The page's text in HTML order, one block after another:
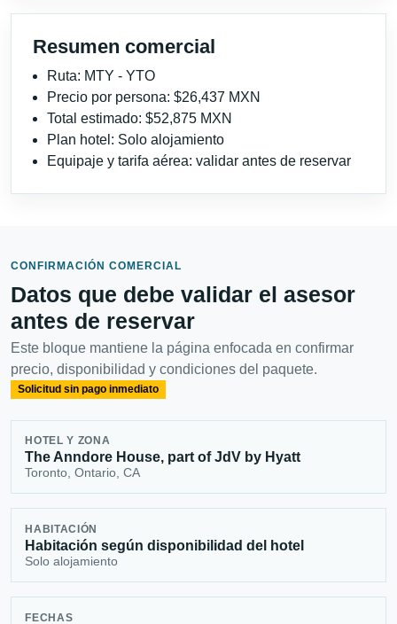
Resumen comercial
Ruta: MTY - YTO
Precio por persona: $26,437 MXN
Total estimado: $52,875 MXN
Plan hotel: Solo alojamiento
Equipaje y tarifa aérea: validar antes de reservar
CONFIRMACIÓN COMERCIAL
Datos que debe validar el asesor
antes de reservar
Este bloque mantiene la página enfocada en confirmar
precio, disponibilidad y condiciones del paquete.
Solicitud sin pago inmediato
HOTEL Y ZONA
The Anndore House, part of JdV by Hyatt
Toronto, Ontario, CA
HABITACIÓN
Habitación según disponibilidad del hotel
Solo alojamiento
FECHAS